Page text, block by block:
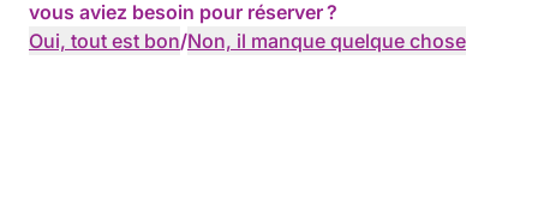
vous aviez besoin pour réserver ?
Oui, tout est bon/Non, il manque quelque chose